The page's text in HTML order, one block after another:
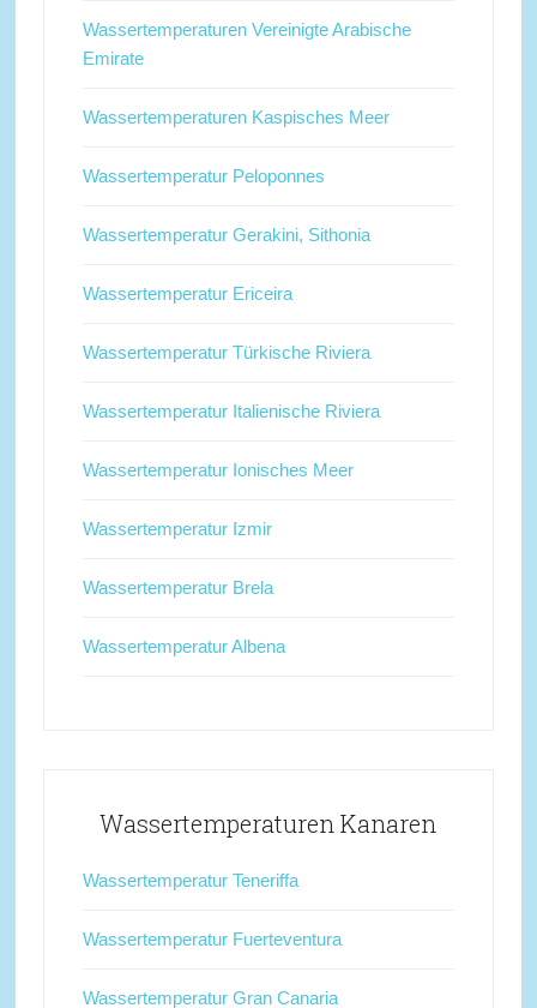
Wassertemperaturen Vereinigte Arabische
Emirate
Wassertemperaturen Kaspisches Meer
Wassertemperatur Peloponnes
Wassertemperatur Gerakini, Sithonia
Wassertemperatur Ericeira
Wassertemperatur Türkische Riviera
Wassertemperatur Italienische Riviera
Wassertemperatur Ionisches Meer
Wassertemperatur Izmir
Wassertemperatur Brela
Wassertemperatur Albena
Wassertemperaturen Kanaren
Wassertemperatur Teneriffa
Wassertemperatur Fuerteventura
Wassertemperatur Gran Canaria